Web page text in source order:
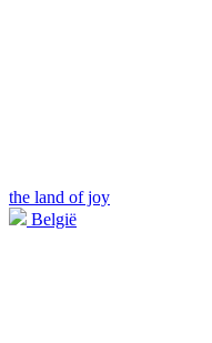
the land of joy
België